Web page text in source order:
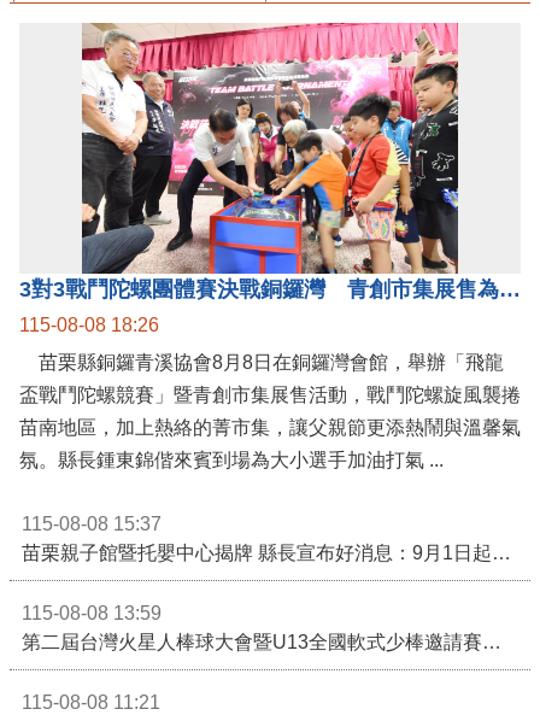
3對3戰鬥陀螺團體賽決戰銅鑼灣 青創市集展售為父親節增添繽紛
115-08-08 18:26
苗栗縣銅鑼青溪協會8月8日在銅鑼灣會館，舉辦「飛龍
盃戰鬥陀螺競賽」暨青創市集展售活動，戰鬥陀螺旋風襲捲
苗南地區，加上熱絡的菁市集，讓父親節更添熱鬧與溫馨氣
氛。縣長鍾東錦偕來賓到場為大小選手加油打氣 ...
115-08-08 15:37
苗栗親子館暨托嬰中心揭牌 縣長宣布好消息：9月1日起調降臨時托嬰費用
115-08-08 13:59
第二屆台灣火星人棒球大會暨U13全國軟式少棒邀請賽在苗栗舉辦
115-08-08 11:21